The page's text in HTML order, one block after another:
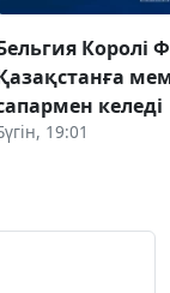
Королі
келеді
19:01